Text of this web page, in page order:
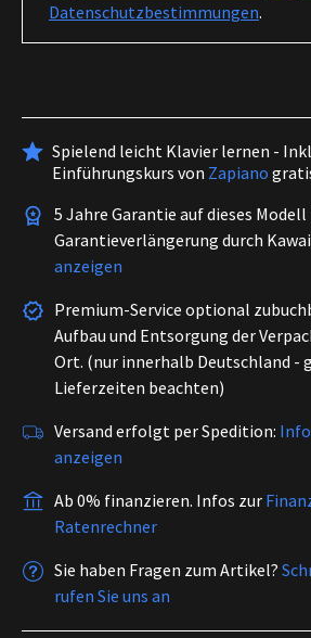
Datenschutzbestimmungen.
Spielend leicht Klavier lernen -
Einführungskurs von Zapiano
5 Jahre Garantie auf dieses
Garantieverlängerung durch
anzeigen
Premium-Service optional
Aufbau und Entsorgung der
Ort. (nur innerhalb Deutschland -
Lieferzeiten beachten)
Versand erfolgt per Spedition:
anzeigen
Ab 0% finanzieren. Infos zur
Ratenrechner
Sie haben Fragen zum Artikel?
rufen Sie uns an